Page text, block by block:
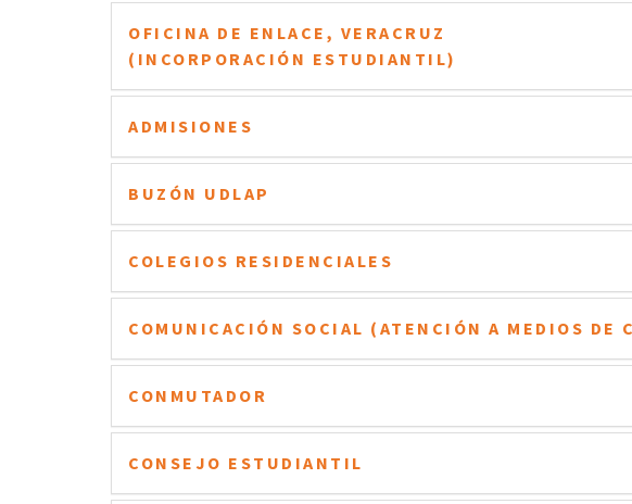
OFICINA DE ENLACE, VERACRUZ
(INCORPORACIÓN ESTUDIANTIL)
ADMISIONES
BUZÓN UDLAP
COLEGIOS RESIDENCIALES
COMUNICACIÓN SOCIAL (ATENCIÓN A MEDIOS DE
CONMUTADOR
CONSEJO ESTUDIANTIL